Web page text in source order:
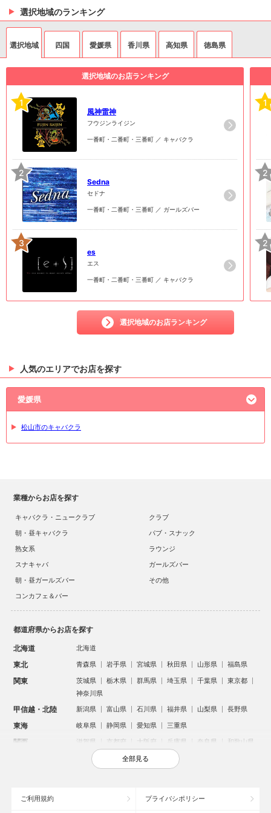
選択地域のランキング
選択地域 四国 愛媛県 香川県 高知県 徳島県
選択地域のお店ランキング
1
風神雷神
フウジンライジン
一番町・二番町・三番町 ／ キャバクラ
2
Sedna
セドナ
一番町・二番町・三番町 ／ ガールズバー
3
es
エス
一番町・二番町・三番町 ／ キャバクラ
選択地域のお店ランキング
1
2
2
人気のエリアでお店を探す
愛媛県
松山市のキャバクラ
業種からお店を探す
キャバクラ・ニュークラブ
クラブ
朝・昼キャバクラ
パブ・スナック
熟女系
ラウンジ
スナキャバ
ガールズバー
朝・昼ガールズバー
その他
コンカフェ＆バー
都道府県からお店を探す
北海道 北海道
東北 青森県 岩手県 宮城県 秋田県 山形県 福島県
関東 茨城県 栃木県 群馬県 埼玉県 千葉県
東京都
神奈川県
甲信越・北陸 新潟県 富山県 石川県 福井県 山梨県 長野県
東海 岐阜県 静岡県 愛知県 三重県
関西 滋賀県 京都府 大阪府 兵庫県 奈良県 和歌山県
鳥取県 島根県 岡山県 広島県
沖縄県
全部見る
ご利用規約 プライバシポリシー